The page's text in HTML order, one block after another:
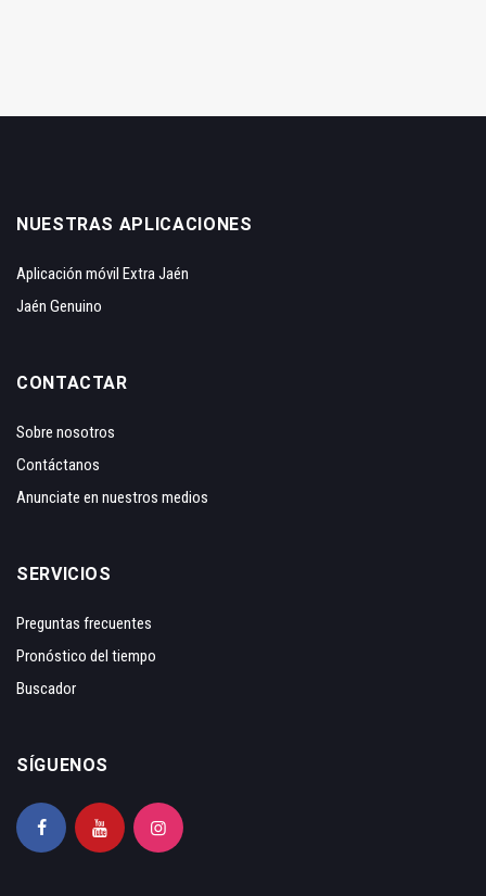
NUESTRAS APLICACIONES
Aplicación móvil Extra Jaén
Jaén Genuino
CONTACTAR
Sobre nosotros
Contáctanos
Anunciate en nuestros medios
SERVICIOS
Preguntas frecuentes
Pronóstico del tiempo
Buscador
SÍGUENOS